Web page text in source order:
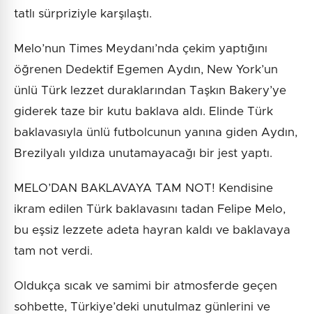
tatlı sürpriziyle karşılaştı.
Melo’nun Times Meydanı’nda çekim yaptığını
öğrenen Dedektif Egemen Aydın, New York’un
ünlü Türk lezzet duraklarından Taşkın Bakery’ye
giderek taze bir kutu baklava aldı. Elinde Türk
baklavasıyla ünlü futbolcunun yanına giden Aydın,
Brezilyalı yıldıza unutamayacağı bir jest yaptı.
MELO’DAN BAKLAVAYA TAM NOT! Kendisine
ikram edilen Türk baklavasını tadan Felipe Melo,
bu eşsiz lezzete adeta hayran kaldı ve baklavaya
tam not verdi.
Oldukça sıcak ve samimi bir atmosferde geçen
sohbette, Türkiye’deki unutulmaz günlerini ve